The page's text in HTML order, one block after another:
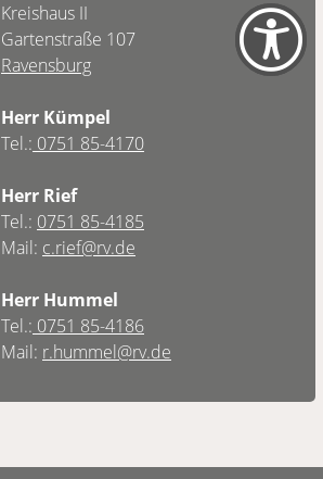
Kreishaus II
Gartenstraße 107
Ravensburg
Herr Kümpel
Tel.: 0751 85-4170
Herr Rief
Tel.: 0751 85-4185
Mail: c.rief@rv.de
Herr Hummel
Tel.: 0751 85-4186
Mail: r.hummel@rv.de